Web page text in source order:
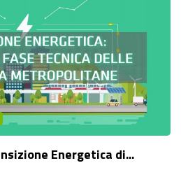
Energetica di...